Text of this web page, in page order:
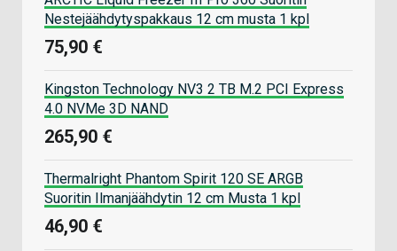
Nestejäähdytyspakkaus 12 cm musta 1 kpl
75,90 €
Kingston Technology NV3 2 TB M.2 PCI Express
4.0 NVMe 3D NAND
265,90 €
Thermalright Phantom Spirit 120 SE ARGB
Suoritin Ilmanjäähdytin 12 cm Musta 1 kpl
46,90 €